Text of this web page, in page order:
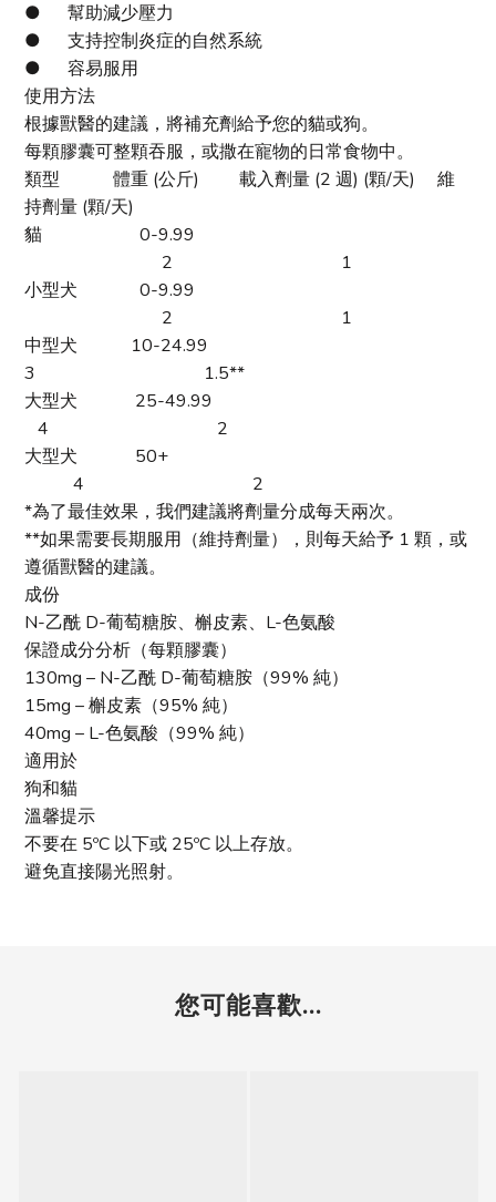
● 幫助減少壓力
● 支持控制炎症的自然系統
● 容易服用
使用方法
根據獸醫的建議，將補充劑給予您的貓或狗。
每顆膠囊可整顆吞服，或撒在寵物的日常食物中。
類型 體重 (公斤) 載入劑量 (2 週) (顆/天) 維
持劑量 (顆/天)
貓
0-9.99
2 1
小型犬
0-9.99
2 1
中型犬 10-24.99
3 1.5**
大型犬 25-49.99
4 2
大型犬
50+
4 2
*為了最佳效果，我們建議將劑量分成每天兩次。
**如果需要長期服用（維持劑量），則每天給予 1 顆，或
遵循獸醫的建議。
成份
N-乙酰 D-葡萄糖胺、槲皮素、L-色氨酸
保證成分分析（每顆膠囊）
130mg – N-乙酰 D-葡萄糖胺（99% 純）
15mg – 槲皮素（95% 純）
40mg – L-色氨酸（99% 純）
適用於
狗和貓
溫馨提示
不要在 5ºC 以下或 25ºC 以上存放。
避免直接陽光照射。
您可能喜歡...